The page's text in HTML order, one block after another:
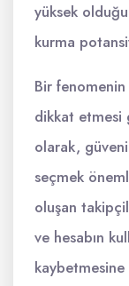
yüksek
kurma
Bir
dikkat etmesi
olarak,
seçmek
oluşan
ve hesabın